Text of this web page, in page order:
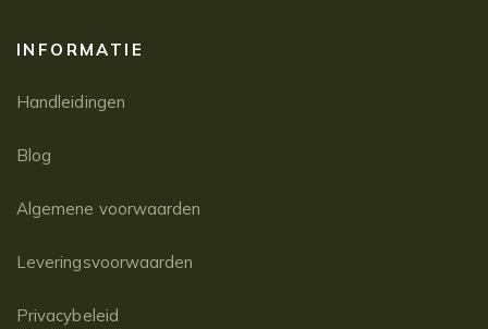
INFORMATIE
Handleidingen
Blog
Algemene voorwaarden
Leveringsvoorwaarden
Privacybeleid